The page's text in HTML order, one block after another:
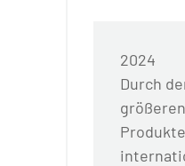
2024
Durch